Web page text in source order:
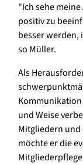
"Ich sehe
positiv zu
besser
so Müller.
Als
und Weise
Mitgliedern
möchte er die